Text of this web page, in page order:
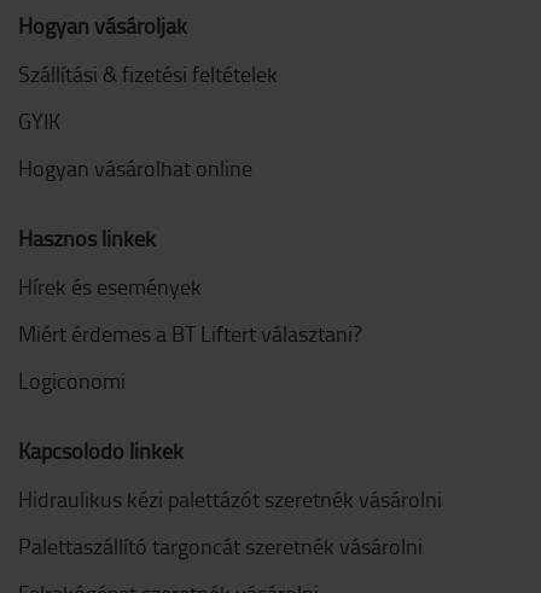
Hogyan vásároljak
Szállítási & fizetési feltételek
GYIK
Hogyan vásárolhat online
Hasznos linkek
Hírek és események
Miért érdemes a BT Liftert választani?
Logiconomi
Kapcsolódó linkek
Hidraulikus kézi palettázót szeretnék vásárolni
Palettaszállító targoncát szeretnék vásárolni